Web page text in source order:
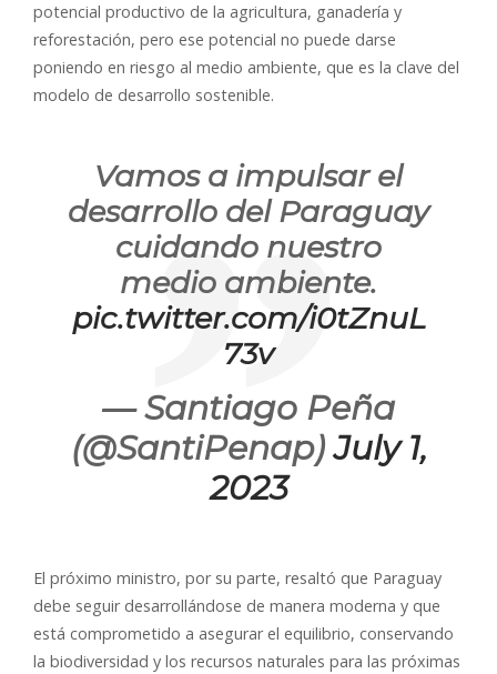
potencial productivo de la agricultura, ganadería y
reforestación, pero ese potencial no puede darse
poniendo en riesgo al medio ambiente, que es la clave del
modelo de desarrollo sostenible.
Vamos a impulsar el
desarrollo del Paraguay
cuidando nuestro
medio ambiente.
pic.twitter.com/i0tZnuL
73v
— Santiago Peña
(@SantiPenap)July 1,
2023
El próximo ministro, por su parte, resaltó que Paraguay
debe seguir desarrollándose de manera moderna y que
está comprometido a asegurar el equilibrio, conservando
la biodiversidad y los recursos naturales para las próximas